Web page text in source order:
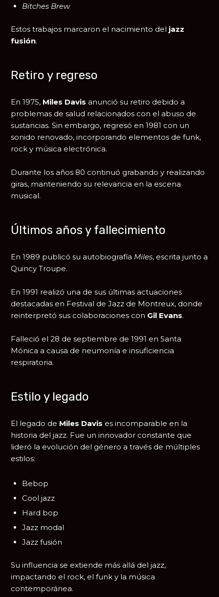
Bitches Brew
Estos trabajos marcaron el nacimiento del jazz
fusión.
Retiro y regreso
En 1975, Miles Davis anunció su retiro debido a
problemas de salud relacionados con el abuso de
sustancias. Sin embargo, regresó en 1981 con un
sonido renovado, incorporando elementos de funk,
rock y música electrónica.
Durante los años 80 continuó grabando y realizando
giras, manteniendo su relevancia en la escena
musical.
Últimos años y fallecimiento
En 1989 publicó su autobiografía Miles, escrita junto a
Quincy Troupe.
En 1991 realizó una de sus últimas actuaciones
destacadas en Festival de Jazz de Montreux, donde
reinterpretó sus colaboraciones con Gil Evans.
Falleció el 28 de septiembre de 1991 en Santa
Mónica a causa de neumonía e insuficiencia
respiratoria.
Estilo y legado
El legado de Miles Davis es incomparable en la
historia del jazz. Fue un innovador constante que
lideró la evolución del género a través de múltiples
estilos:
Bebop
Cool jazz
Hard bop
Jazz modal
Jazz fusión
Su influencia se extiende más allá del jazz,
impactando el rock, el funk y la música
contemporánea.